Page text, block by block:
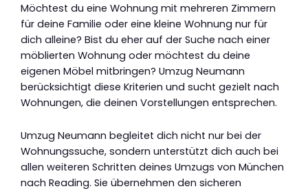
Möchtest du eine Wohnung mit mehreren Zimmern
für deine Familie oder eine kleine Wohnung nur für
dich alleine? Bist du eher auf der Suche nach einer
möblierten Wohnung oder möchtest du deine
eigenen Möbel mitbringen? Umzug Neumann
berücksichtigt diese Kriterien und sucht gezielt nach
Wohnungen, die deinen Vorstellungen entsprechen.
Umzug Neumann begleitet dich nicht nur bei der
Wohnungssuche, sondern unterstützt dich auch bei
allen weiteren Schritten deines Umzugs von München
nach Reading. Sie übernehmen den sicheren